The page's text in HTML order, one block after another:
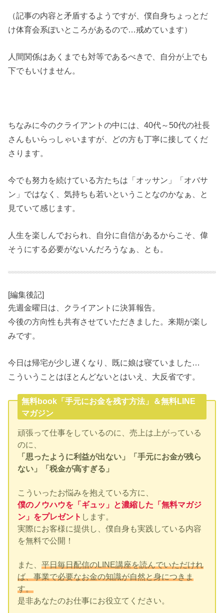
（記事の内容と矛盾するようですが、僕自身ちょっとだ
け体育会系ぽいところがあるので…戒めています）
人間関係はあくまでも対等であるべきで、自分が上でも
下でもいけません。
ちなみに今のクライアントの中には、40代～50代の社長
さんもいらっしゃいますが、どの方も丁寧に接してくだ
さります。
今でも努力を続けている方たちは「オッサン」「オバサ
ン」ではなく、気持ちも若いということなのかなぁ、と
見ていて感じます。
人生を楽しんでおられ、自分に自信があるからこそ、偉
そうにする必要がないんだろうなぁ、とも。
[編集後記]
先週金曜日は、クライアントに決算報告。
今後の方向性も共有させていただきました。来期が楽し
みです。
今日は帰宅が少し遅くなり、既に娘は寝ていました…
こういうことはほとんどないとはいえ、大反省です。
無料book「手元にお金を残す方法」＆無料LINE
マガジン
頑張って仕事をしているのに、売上は上がっている
のに、
「思ったように利益が出ない」「手元にお金が残ら
ない」「税金が高すぎる」
こういったお悩みを抱えている方に、
僕のノウハウを「ギュッ」と濃縮した「無料マガジ
ン」をプレゼント します。
実際にお客様に提供し、僕自身も実践している内容
を無料で公開！
また、平日毎日配信のLINE講座を読んでいただけれ
ば、事業で必要なお金の知識が自然と身につきま
す。
是非あなたのお仕事にお役立てください。